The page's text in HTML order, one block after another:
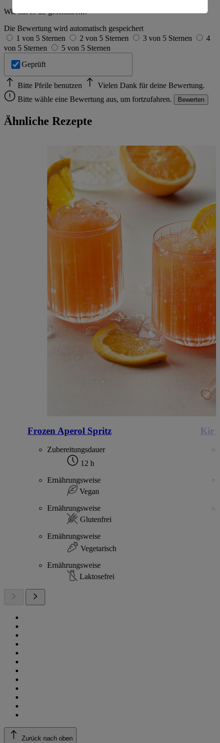
Wie hat es dir geschmeckt?
Die Bewertung wird automatisch gespeichert
1 von 5 Sternen
2 von 5 Sternen 3 von 5 Sternen
4
von 5 Sternen
5 von 5 Sternen
Geprüft
Bitte Pfeile benutzen
Vielen Dank für deine Bewertung.
Bitte wähle eine Bewertung aus, um fortzufahren.
Bewerten
Ähnliche Rezepte
Frozen Aperol Spritz
Zubereitungsdauer
12 h
Ernährungsweise
Vegan
Ernährungsweise
Glutenfrei
Ernährungsweise
Vegetarisch
Ernährungsweise
Laktosefrei
Kir
Zurück nach oben
Informationen zum Herausgeber der Seite findest du
Impressum